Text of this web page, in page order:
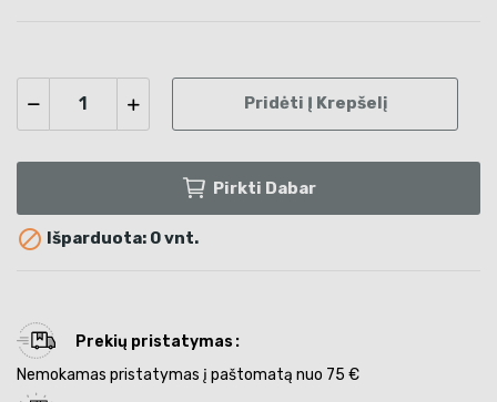
Pridėti Į Krepšelį
Pirkti Dabar
 Išparduota: 0 vnt.
Prekių pristatymas
Nemokamas pristatymas į paštomatą nuo 75 €